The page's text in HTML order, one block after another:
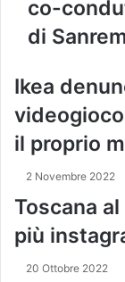
u
o
i
n
d
z
z
i
a
F
r
a
n
i
i
c
-
co-
di
Ikea
il proprio
2 Novembre 2022
Toscana
più
20 Ottobre 2022